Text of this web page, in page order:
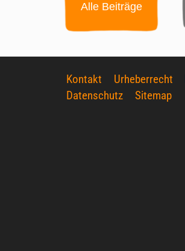
Alle Beiträge
Kontakt Urheberrecht
Datenschutz
Sitemap